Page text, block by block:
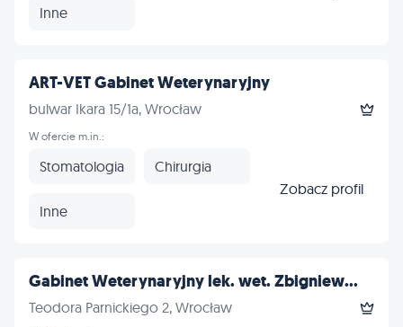
Inne
ART-VET Gabinet Weterynaryjny
bulwar Ikara 15/1a, Wrocław
W ofercie m.in.:
Stomatologia Chirurgia
Inne
Zobacz profil
Gabinet Weterynaryjny lek. wet. Zbigniew...
Teodora Parnickiego 2, Wrocław